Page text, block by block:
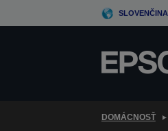
to
SLOVENČINA
DOMÁCNOSŤ